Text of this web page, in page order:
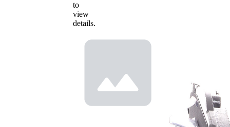
to
view
details.